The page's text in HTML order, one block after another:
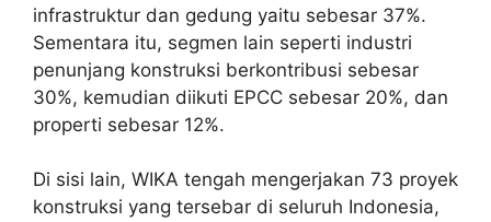
infrastruktur dan gedung yaitu sebesar 37%.
Sementara itu, segmen lain seperti industri
penunjang konstruksi berkontribusi sebesar
30%, kemudian diikuti EPCC sebesar 20%, dan
properti sebesar 12%.
Di sisi lain, WIKA tengah mengerjakan 73 proyek
konstruksi yang tersebar di seluruh Indonesia,